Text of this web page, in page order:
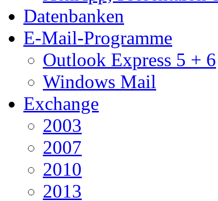
Datenbanken
E-Mail-Programme
Outlook Express 5 + 6
Windows Mail
Exchange
2003
2007
2010
2013